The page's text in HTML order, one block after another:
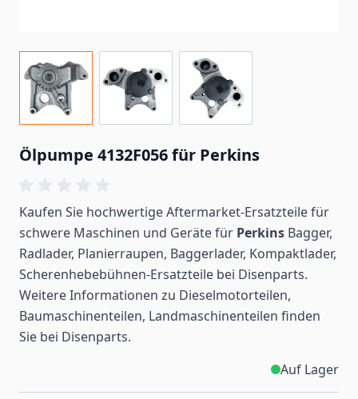
Ölpumpe 4132F056 für Perkins
Kaufen Sie hochwertige Aftermarket-Ersatzteile für
schwere Maschinen und Geräte für Perkins Bagger,
Radlader, Planierraupen, Baggerlader, Kompaktlader,
Scherenhebebühnen-Ersatzteile bei Disenparts.
Weitere Informationen zu Dieselmotorteilen,
Baumaschinenteilen, Landmaschinenteilen finden
Sie bei Disenparts.
Auf Lager